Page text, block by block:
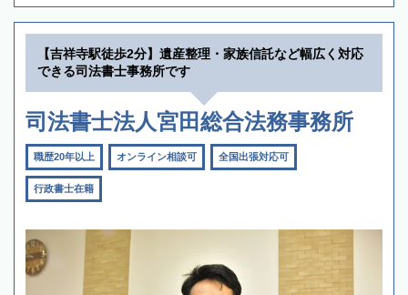
【吉祥寺駅徒歩2分】遺産整理・家族信託など幅広く対応
できる司法書士事務所です
司法書士法人宮田総合法務事務所
職歴20年以上 オンライン相談可 全国出張対応可
行政書士在籍